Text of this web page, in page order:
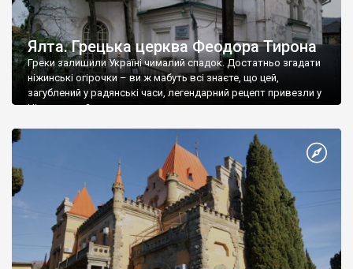
Ялта. Грецька церква Феодора Тирона
Греки залишили Україні чималий спадок. Достатньо згадати
ніжинські огірочки – ви ж мабуть всі знаєте, що цей,
загублений у радянські часи, легендарний рецепт привезли у
Ніжин греки?